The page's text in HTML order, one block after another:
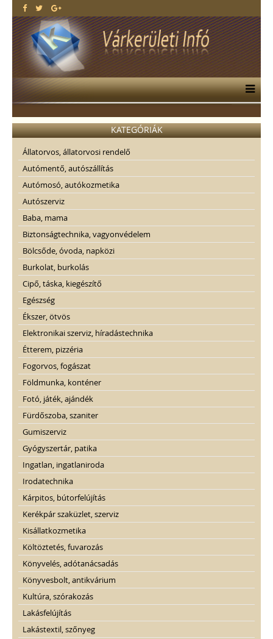
KATEGÓRIÁK
Állatorvos, állatorvosi rendelő
Autómentő, autószállítás
Autómosó, autókozmetika
Autószerviz
Baba, mama
Biztonságtechnika, vagyonvédelem
Bölcsőde, óvoda, napközi
Burkolat, burkolás
Cipő, táska, kiegészítő
Egészség
Ékszer, ötvös
Elektronikai szerviz, híradástechnika
Étterem, pizzéria
Fogorvos, fogászat
Földmunka, konténer
Fotó, játék, ajándék
Fürdőszoba, szaniter
Gumiszerviz
Gyógyszertár, patika
Ingatlan, ingatlaniroda
Irodatechnika
Kárpitos, bútorfelújítás
Kerékpár szaküzlet, szerviz
Kisállatkozmetika
Költöztetés, fuvarozás
Könyvelés, adótanácsadás
Könyvesbolt, antikvárium
Kultúra, szórakozás
Lakásfelújítás
Lakástextil, szőnyeg